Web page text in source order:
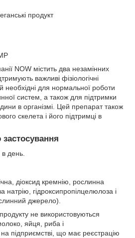
продукт
NOW містить два незамінних
важливі фізіологічні
необхідні для нормальної роботи
систем, а також для підтримки
в організмі. Цей препарат також
скелета і його підтримці в
день.
діоксид кремнію, рослинна
натрію, гідроксипропілцелюлоза і
джерело).
не використовуються
яйця, риба і
підприємстві, що має реєстрацію